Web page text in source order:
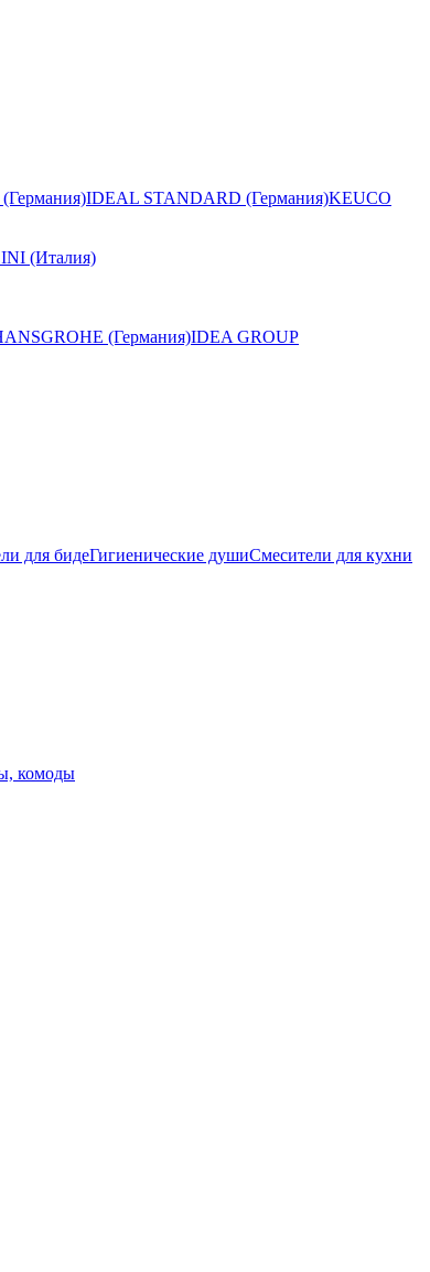
IDEAL STANDARD (Германия)KEUCO
(Италия)
(Германия)IDEA GROUP
для бидеГигиенические душиСмесители для кухни
комоды